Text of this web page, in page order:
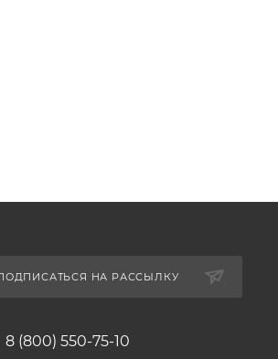
НА РАССЫЛКУ
8 (800) 550-75-10